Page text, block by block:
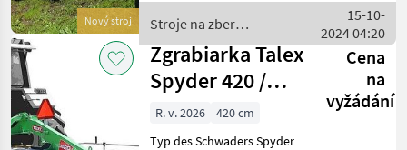
Nový stroj
Stroje na zber
objemových krmív / Talex
15-10-
2024 04:20
Zgrabiarka Talex
Spyder 420 /
RASTRILLO
TALEX SP
Cena
na
vyžádání
R. v. 2026
420 cm
Typ des Schwaders Spyder